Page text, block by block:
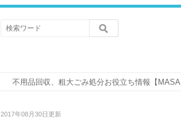
不用品回収、粗大ごみ処分お役立ち情報【
2017年08月30日更新